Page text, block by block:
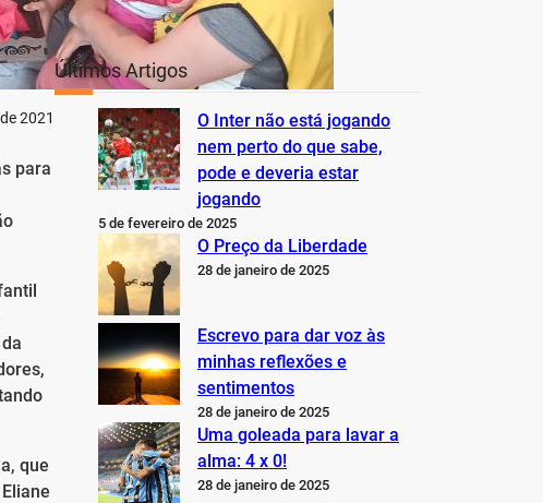
2021
para
que
Últimos Artigos
O Inter não está jogando
nem perto do que sabe,
pode e deveria estar
jogando
5 de fevereiro de 2025
O Preço da Liberdade
28 de janeiro de 2025
Escrevo para dar voz às
minhas reflexões e
sentimentos
28 de janeiro de 2025
Uma goleada para lavar a
alma: 4 x 0!
28 de janeiro de 2025